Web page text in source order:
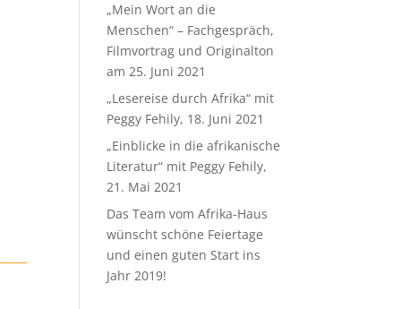
„Mein Wort an die
Menschen“ – Fachgespräch,
Filmvortrag und Originalton
am 25. Juni 2021
„Lesereise durch Afrika“ mit
Peggy Fehily, 18. Juni 2021
„Einblicke in die afrikanische
Literatur“ mit Peggy Fehily,
21. Mai 2021
Das Team vom Afrika-Haus
wünscht schöne Feiertage
und einen guten Start ins
Jahr 2019!